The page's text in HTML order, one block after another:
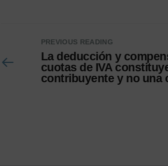
PREVIOUS READING
La deducción y
cuotas de IVA
contribuyente y no una